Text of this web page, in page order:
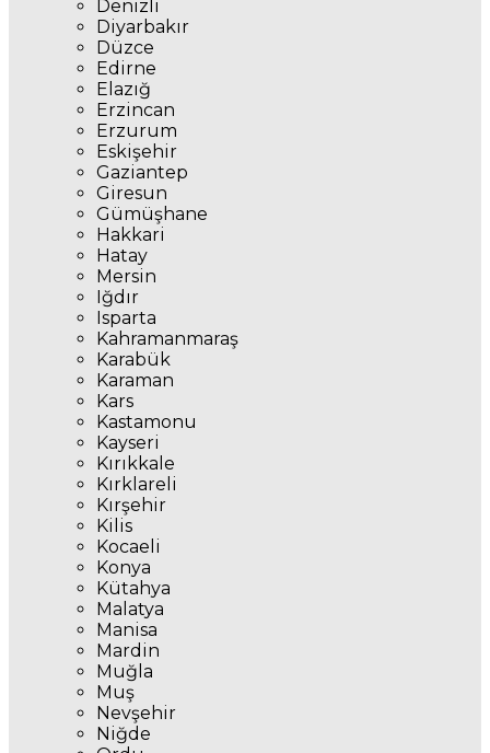
Denizli
Diyarbakır
Düzce
Edirne
Elazığ
Erzincan
Erzurum
Eskişehir
Gaziantep
Giresun
Gümüşhane
Hakkari
Hatay
Mersin
Iğdır
Isparta
Kahramanmaraş
Karabük
Karaman
Kars
Kastamonu
Kayseri
Kırıkkale
Kırklareli
Kırşehir
Kilis
Kocaeli
Konya
Kütahya
Malatya
Manisa
Mardin
Muğla
Muş
Nevşehir
Niğde